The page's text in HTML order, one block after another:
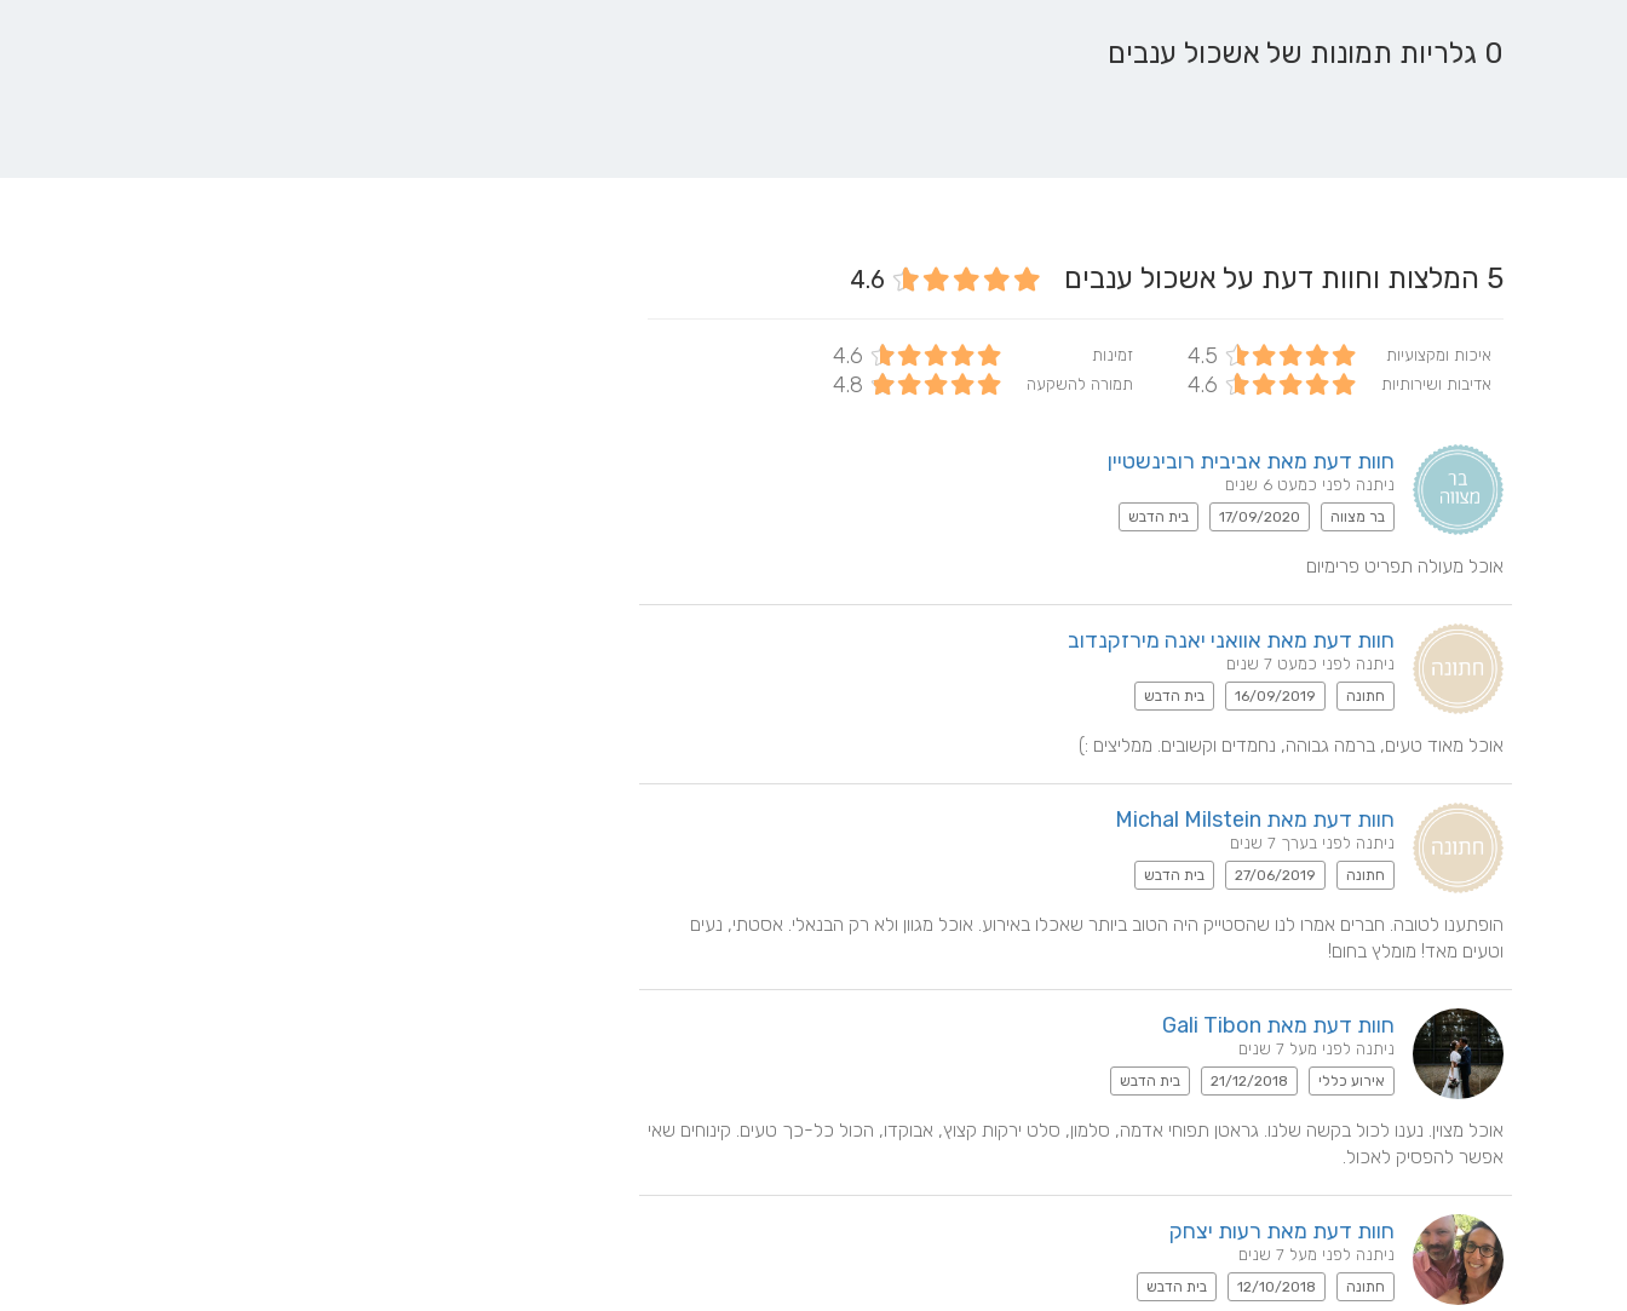
0 גלריות תמונות של אשכול ענבים
5 המלצות וחוות דעת על אשכול ענבים 4.6
איכות ומקצועיות 4.5 זמינות 4.6
אדיבות ושירותיות 4.6 תמורה להשקעה 4.8
חוות דעת מאת אביבית רובינשטיין
ניתנה לפני כמעט 6 שנים
בר מצווה 17/09/2020 בית הדבש
אוכל מעולה תפריט פרימיום
חוות דעת מאת אוואני יאנה מירזקנדוב
ניתנה לפני כמעט 7 שנים
חתונה 16/09/2019 בית הדבש
אוכל מאוד טעים, ברמה גבוהה, נחמדים וקשובים. ממליצים :)
חוות דעת מאת Michal Milstein
ניתנה לפני בערך 7 שנים
חתונה 27/06/2019 בית הדבש
וטעים מאד! מומלץ בחום!
חוות דעת מאת Gali Tibon
ניתנה לפני מעל 7 שנים
אירוע כללי 21/12/2018 בית הדבש
אפשר להפסיק לאכול.
חוות דעת מאת רעות יצחק
ניתנה לפני מעל 7 שנים
חתונה 12/10/2018 בית הדבש